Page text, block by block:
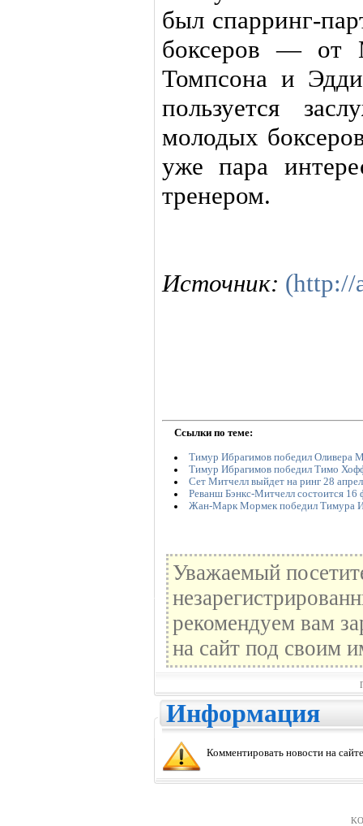
был спарринг-
боксеров — от
Томпсона и
пользуется
молодых
уже пара
тренером.
Источник: (http://
Ссылки по теме:
Тимур Ибрагимов победил Оливера
Тимур Ибрагимов победил Тимо
Сет Митчелл выйдет на ринг 28
Реванш Бэнкс-Митчелл состоится 16
Жан-Марк Мормек победил Тимура
Уважаемый
рекомендуем вам
на сайт под своим
Информация
Комментировать новости на